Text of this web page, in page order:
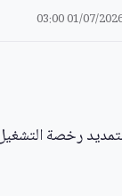
01/07/2026
بتمديد رخصة